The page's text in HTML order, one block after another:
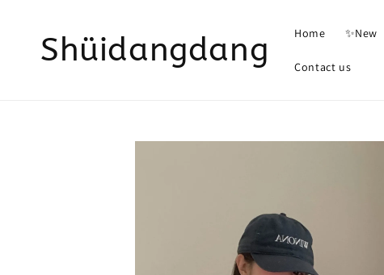
Shüidangdang Home ✨New
Contact us